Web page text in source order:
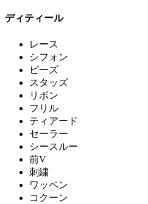
ディティール
レース
シフォン
ビーズ
スタッズ
リボン
フリル
ティアード
セーラー
シースルー
前V
刺繍
ワッペン
コクーン